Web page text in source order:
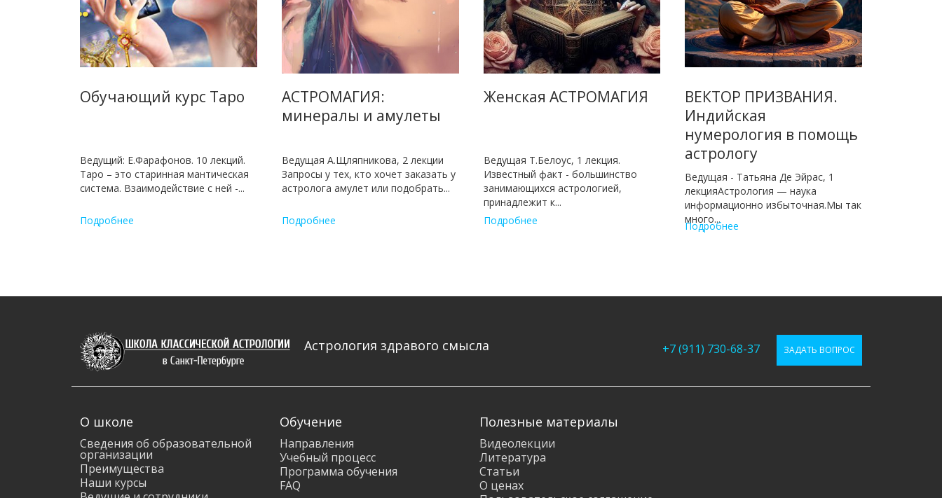
Обучающий курс Таро
Ведущий: Е.Фарафонов. 10 лекций.
Таро – это старинная мантическая
система. Взаимодействие с ней -...
Подробнее
АСТРОМАГИЯ:
минералы и амулеты
Ведущая А.Щляпникова, 2 лекции
Запросы у тех, кто хочет заказать у
астролога амулет или подобрать...
Подробнее
Женская АСТРОМАГИЯ
Ведущая Т.Белоус, 1 лекция.
Известный факт - большинство
занимающихся астрологией,
принадлежит к...
Подробнее
ВЕКТОР ПРИЗВАНИЯ.
Индийская
нумерология в помощь
астрологу
Ведущая - Татьяна Де Эйрас, 1
лекция ​Астрология — наука
информационно избыточная.Мы так
много...
Подробнее
Астрология здравого смысла +7 (911) 730-68-37 ЗАДАТЬ ВОПРОС
О школе
Сведения об образовательной
организации
Преимущества
Наши курсы
Обучение
Направления
Учебный процесс
Программа обучения
FAQ
Полезные материалы
Видеолекции
Литература
Статьи
О ценах